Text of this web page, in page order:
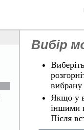
Вибір
вибрану
Якщо у
іншими
Після